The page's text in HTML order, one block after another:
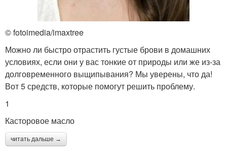
© fotoimedia/imaxtree
Можно ли быстро отрастить густые брови в домашних
условиях, если они у вас тонкие от природы или же из-за
долговременного выщипывания? Мы уверены, что да!
Вот 5 средств, которые помогут решить проблему.
1
Касторовое масло
читать дальше →